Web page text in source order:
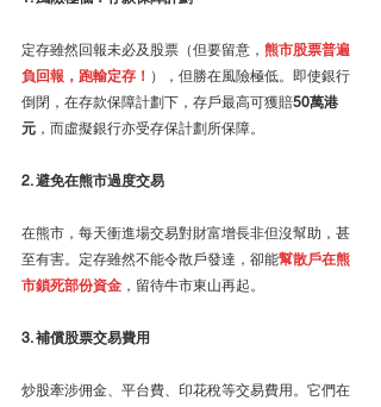
定存雖然回報未必及股票（但要留意， 熊市股票普遍
負回報，跑輸定存！ ），但勝在風險極低。即使銀行
倒閉，在存款保障計劃下，存戶最高可獲賠50萬港
元 ，而虛擬銀行亦受存保計劃所保障。
2. 避免在熊市過度交易
在熊市，每天衝進場交易對財富增長非但沒幫助，甚
至有害。定存雖然不能令散戶發達，卻能幫散戶在熊
市鎖死部份資金 ，留待牛市東山再起。
3. 補償股票交易費用
炒股牽涉佣金、平台費、印花稅等交易費用。它們在